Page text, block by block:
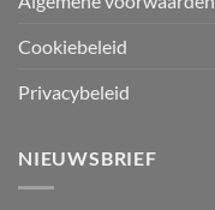
Cookiebeleid
Privacybeleid
NIEUWSBRIEF